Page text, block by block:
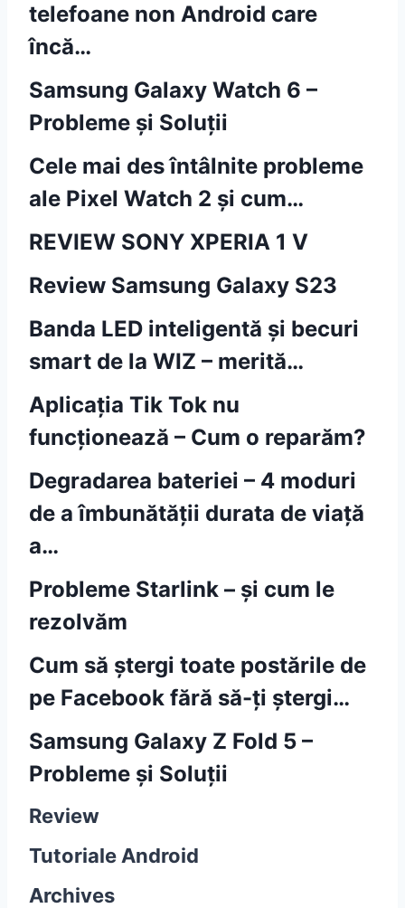
telefoane non Android care
încă…
Samsung Galaxy Watch 6 –
Probleme și Soluții
Cele mai des întâlnite probleme
ale Pixel Watch 2 și cum…
REVIEW SONY XPERIA 1 V
Review Samsung Galaxy S23
Banda LED inteligentă și becuri
smart de la WIZ – merită…
Aplicația Tik Tok nu
funcționează – Cum o reparăm?
Degradarea bateriei – 4 moduri
de a îmbunătății durata de viață
a…
Probleme Starlink – și cum le
rezolvăm
Cum să ștergi toate postările de
pe Facebook fără să-ți ștergi…
Samsung Galaxy Z Fold 5 –
Probleme și Soluții
Review
Tutoriale Android
Archives